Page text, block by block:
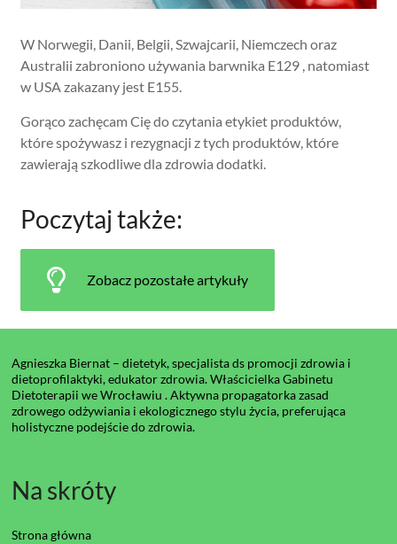
W Norwegii, Danii, Belgii, Szwajcarii, Niemczech oraz
Australii zabroniono używania barwnika E129 , natomiast
w USA zakazany jest E155.
Gorąco zachęcam Cię do czytania etykiet produktów,
które spożywasz i rezygnacji z tych produktów, które
zawierają szkodliwe dla zdrowia dodatki.
Poczytaj także:
Zobacz pozostałe artykuły
Agnieszka Biernat – dietetyk, specjalista ds promocji zdrowia i
dietoprofilaktyki, edukator zdrowia. Właścicielka Gabinetu
Dietoterapii we Wrocławiu . Aktywna propagatorka zasad
zdrowego odżywiania i ekologicznego stylu życia, preferująca
holistyczne podejście do zdrowia.
Na skróty
Strona główna